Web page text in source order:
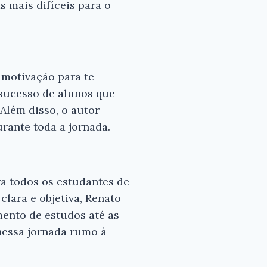
mais difíceis para o
para te
de alunos que
disso, o autor
toda a jornada.
todos os estudantes de
e objetiva, Renato
de estudos até as
jornada rumo à